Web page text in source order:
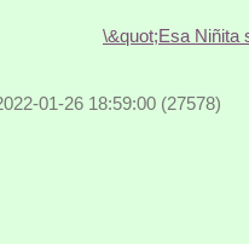
01-26 18:59:00 (27578)